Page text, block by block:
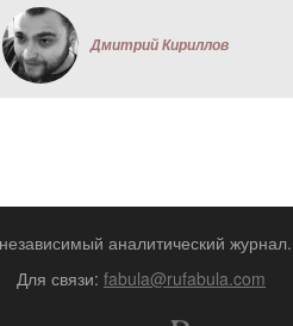
Дмитрий Кириллов
аналитический
Для связи: fabula@rufabula.com